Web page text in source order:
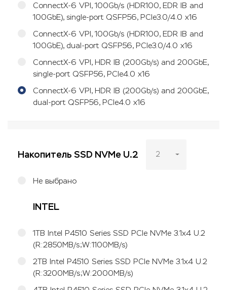
ConnectX-6 VPI, 100Gb/s (HDR100, EDR IB and
100GbE), single-port QSFP56, PCIe3.0/4.0 x16
ConnectX-6 VPI, 100Gb/s (HDR100, EDR IB and
100GbE), dual-port QSFP56, PCIe3.0/4.0 x16
ConnectX-6 VPI, HDR IB (200Gb/s) and 200GbE,
single-port QSFP56, PCIe4.0 x16
ConnectX-6 VPI, HDR IB (200Gb/s) and 200GbE,
dual-port QSFP56, PCIe4.0 x16
Накопитель SSD NVMe U.2 2
Не выбрано
INTEL
1TB Intel P4510 Series SSD PCIe NVMe 3.1x4 U.2
(R:2850MB/s;W:1100MB/s)
2TB Intel P4510 Series SSD PCIe NVMe 3.1x4 U.2
(R:3200MB/s;W:2000MB/s)